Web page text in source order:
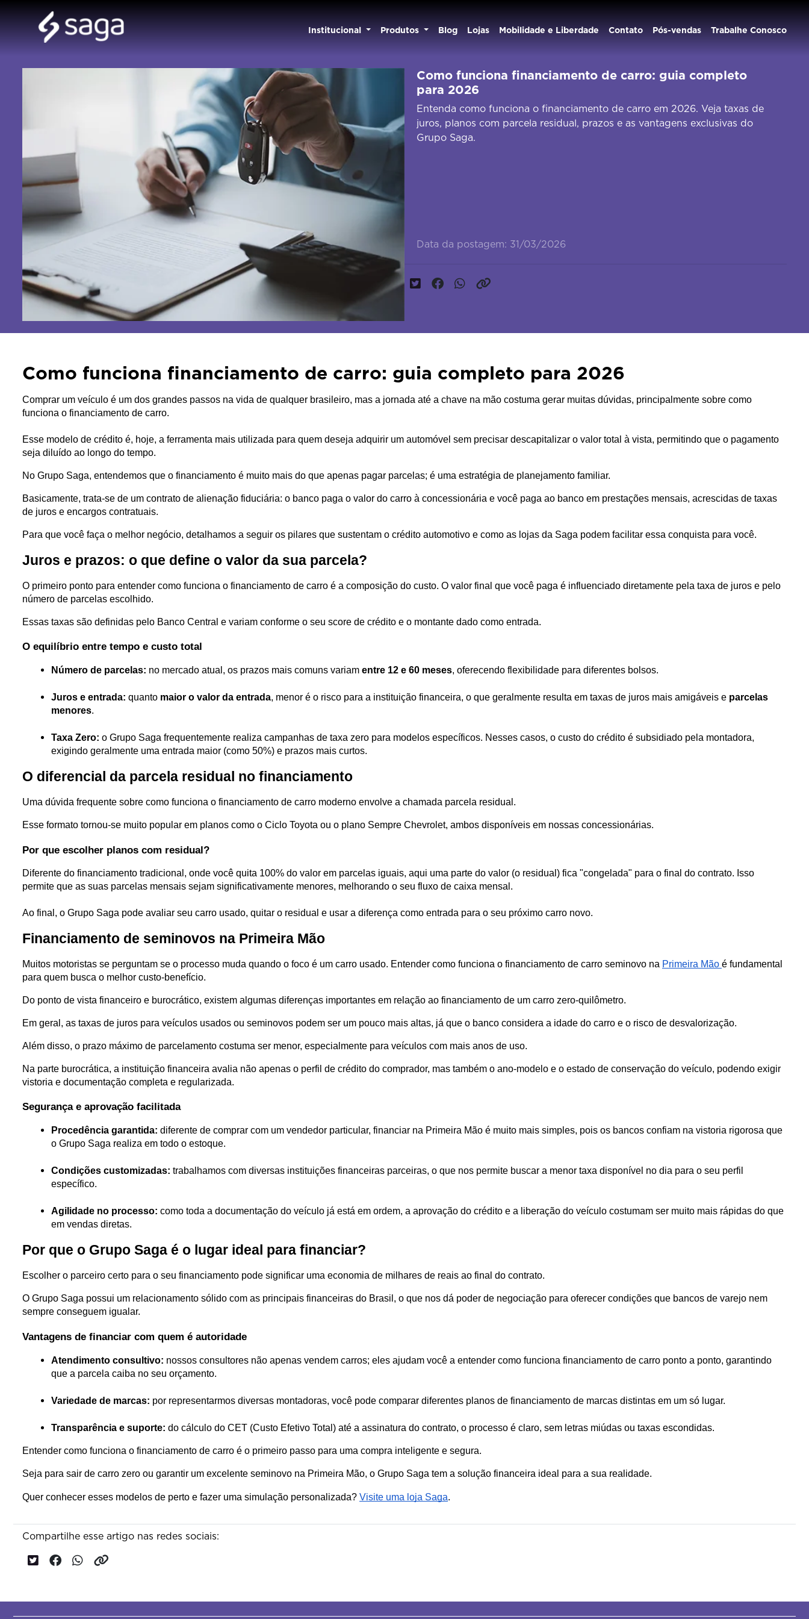
Institucional Produtos Blog Lojas Mobilidade e Liberdade Contato Pós-vendas Trabalhe Conosco
Como funciona financiamento de carro: guia completo
para 2026
Entenda como funciona o financiamento de carro em 2026. Veja taxas de
juros, planos com parcela residual, prazos e as vantagens exclusivas do
Grupo Saga.
Data da postagem: 31/03/2026
Como funciona financiamento de carro: guia completo para 2026
Comprar um veículo é um dos grandes passos na vida de qualquer brasileiro, mas a jornada até a chave na mão costuma gerar muitas dúvidas, principalmente sobre como
funciona o financiamento de carro.
Esse modelo de crédito é, hoje, a ferramenta mais utilizada para quem deseja adquirir um automóvel sem precisar descapitalizar o valor total à vista, permitindo que o pagamento
seja diluído ao longo do tempo.
No Grupo Saga, entendemos que o financiamento é muito mais do que apenas pagar parcelas; é uma estratégia de planejamento familiar.
Basicamente, trata-se de um contrato de alienação fiduciária: o banco paga o valor do carro à concessionária e você paga ao banco em prestações mensais, acrescidas de taxas
de juros e encargos contratuais.
Para que você faça o melhor negócio, detalhamos a seguir os pilares que sustentam o crédito automotivo e como as lojas da Saga podem facilitar essa conquista para você.
Juros e prazos: o que define o valor da sua parcela?
O primeiro ponto para entender como funciona o financiamento de carro é a composição do custo. O valor final que você paga é influenciado diretamente pela taxa de juros e pelo
número de parcelas escolhido.
Essas taxas são definidas pelo Banco Central e variam conforme o seu score de crédito e o montante dado como entrada.
O equilíbrio entre tempo e custo total
Número de parcelas: no mercado atual, os prazos mais comuns variam entre 12 e 60 meses, oferecendo flexibilidade para diferentes bolsos.
Juros e entrada: quanto maior o valor da entrada, menor é o risco para a instituição financeira, o que geralmente resulta em taxas de juros mais amigáveis e parcelas
menores.
Taxa Zero: o Grupo Saga frequentemente realiza campanhas de taxa zero para modelos específicos. Nesses casos, o custo do crédito é subsidiado pela montadora,
exigindo geralmente uma entrada maior (como 50%) e prazos mais curtos.
O diferencial da parcela residual no financiamento
Uma dúvida frequente sobre como funciona o financiamento de carro moderno envolve a chamada parcela residual.
Esse formato tornou-se muito popular em planos como o Ciclo Toyota ou o plano Sempre Chevrolet, ambos disponíveis em nossas concessionárias.
Por que escolher planos com residual?
Diferente do financiamento tradicional, onde você quita 100% do valor em parcelas iguais, aqui uma parte do valor (o residual) fica "congelada" para o final do contrato. Isso
permite que as suas parcelas mensais sejam significativamente menores, melhorando o seu fluxo de caixa mensal.
Ao final, o Grupo Saga pode avaliar seu carro usado, quitar o residual e usar a diferença como entrada para o seu próximo carro novo.
Financiamento de seminovos na Primeira Mão
Muitos motoristas se perguntam se o processo muda quando o foco é um carro usado. Entender como funciona o financiamento de carro seminovo na Primeira Mão é fundamental
para quem busca o melhor custo-benefício.
Do ponto de vista financeiro e burocrático, existem algumas diferenças importantes em relação ao financiamento de um carro zero-quilômetro.
Em geral, as taxas de juros para veículos usados ou seminovos podem ser um pouco mais altas, já que o banco considera a idade do carro e o risco de desvalorização.
Além disso, o prazo máximo de parcelamento costuma ser menor, especialmente para veículos com mais anos de uso.
Na parte burocrática, a instituição financeira avalia não apenas o perfil de crédito do comprador, mas também o ano-modelo e o estado de conservação do veículo, podendo exigir
vistoria e documentação completa e regularizada.
Segurança e aprovação facilitada
Procedência garantida: diferente de comprar com um vendedor particular, financiar na Primeira Mão é muito mais simples, pois os bancos confiam na vistoria rigorosa que
o Grupo Saga realiza em todo o estoque.
Condições customizadas: trabalhamos com diversas instituições financeiras parceiras, o que nos permite buscar a menor taxa disponível no dia para o seu perfil
específico.
Agilidade no processo: como toda a documentação do veículo já está em ordem, a aprovação do crédito e a liberação do veículo costumam ser muito mais rápidas do que
em vendas diretas.
Por que o Grupo Saga é o lugar ideal para financiar?
Escolher o parceiro certo para o seu financiamento pode significar uma economia de milhares de reais ao final do contrato.
O Grupo Saga possui um relacionamento sólido com as principais financeiras do Brasil, o que nos dá poder de negociação para oferecer condições que bancos de varejo nem
sempre conseguem igualar.
Vantagens de financiar com quem é autoridade
Atendimento consultivo: nossos consultores não apenas vendem carros; eles ajudam você a entender como funciona financiamento de carro ponto a ponto, garantindo
que a parcela caiba no seu orçamento.
Variedade de marcas: por representarmos diversas montadoras, você pode comparar diferentes planos de financiamento de marcas distintas em um só lugar.
Transparência e suporte: do cálculo do CET (Custo Efetivo Total) até a assinatura do contrato, o processo é claro, sem letras miúdas ou taxas escondidas.
Entender como funciona o financiamento de carro é o primeiro passo para uma compra inteligente e segura.
Seja para sair de carro zero ou garantir um excelente seminovo na Primeira Mão, o Grupo Saga tem a solução financeira ideal para a sua realidade.
Quer conhecer esses modelos de perto e fazer uma simulação personalizada? Visite uma loja Saga.
Compartilhe esse artigo nas redes sociais: